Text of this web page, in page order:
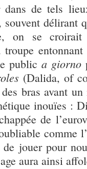
dans de tels
souvent délirant
on se
entonnant
public a giorno
(Dalida, of
bras avant
inouïes :
de
comme
de jouer pour
aura ainsi